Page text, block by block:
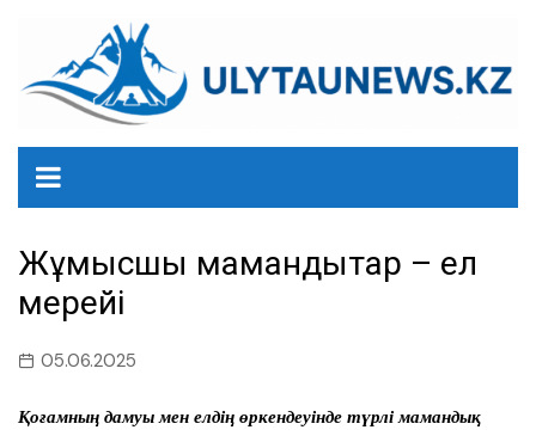
содержанию
Жұмысшы мамандықтар – ел
мерейі
05.06.2025
Қоғамның дамуы мен елдің өркендеуінде түрлі мамандық